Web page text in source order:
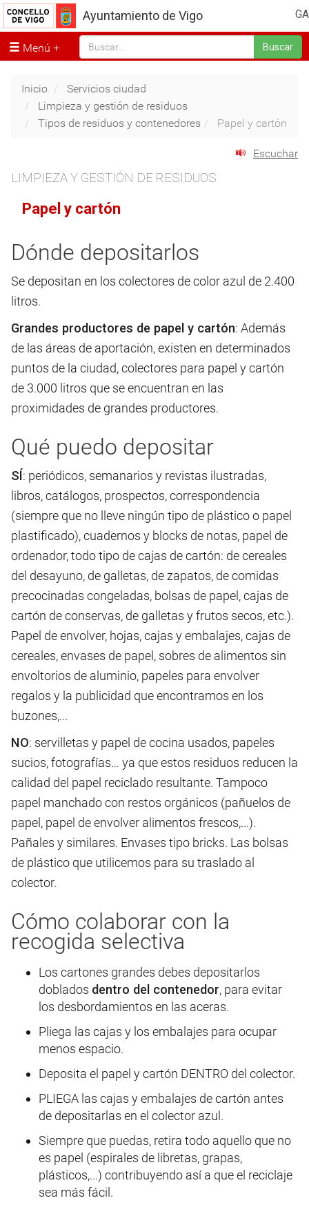
GA
Ayuntamiento de Vigo
Menú Buscar
Inicio
Servicios ciudad
Limpieza y gestión de residuos
Tipos de residuos y contenedores
Papel y cartón
Escuchar
LIMPIEZA Y GESTIÓN DE RESIDUOS
Papel y cartón
Dónde depositarlos
Se depositan en los colectores de color azul de 2.400
litros.
Grandes productores de papel y cartón: Además
de las áreas de aportación, existen en determinados
puntos de la ciudad, colectores para papel y cartón
de 3.000 litros que se encuentran en las
proximidades de grandes productores.
Qué puedo depositar
SÍ: periódicos, semanarios y revistas ilustradas,
libros, catálogos, prospectos, correspondencia
(siempre que no lleve ningún tipo de plástico o papel
plastificado), cuadernos y blocks de notas, papel de
ordenador, todo tipo de cajas de cartón: de cereales
del desayuno, de galletas, de zapatos, de comidas
precocinadas congeladas, bolsas de papel, cajas de
cartón de conservas, de galletas y frutos secos, etc.).
Papel de envolver, hojas, cajas y embalajes, cajas de
cereales, envases de papel, sobres de alimentos sin
envoltorios de aluminio, papeles para envolver
regalos y la publicidad que encontramos en los
buzones,...
NO: servilletas y papel de cocina usados, papeles
sucios, fotografías… ya que estos residuos reducen la
calidad del papel reciclado resultante. Tampoco
papel manchado con restos orgánicos (pañuelos de
papel, papel de envolver alimentos frescos,...).
Pañales y similares. Envases tipo bricks. Las bolsas
de plástico que utilicemos para su traslado al
colector.
Cómo colaborar con la
recogida selectiva
Los cartones grandes debes depositarlos
doblados dentro del contenedor, para evitar
los desbordamientos en las aceras.
Pliega las cajas y los embalajes para ocupar
menos espacio.
Deposita el papel y cartón DENTRO del colector.
PLIEGA las cajas y embalajes de cartón antes
de depositarlas en el colector azul.
Siempre que puedas, retira todo aquello que no
es papel (espirales de libretas, grapas,
plásticos,...) contribuyendo así a que el reciclaje
sea más fácil.